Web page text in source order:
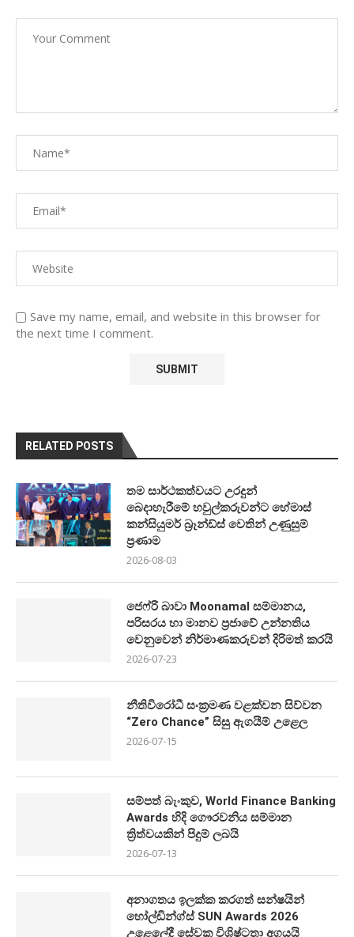
Save my name, email, and website in this browser for
the next time I comment.
RELATED POSTS
තම සාර්ථකත්වයට උරදුන්
බෙදාහැරීමේ හවුල්කරුවන්ට හේමාස්
කන්සියුමර් බ්‍රෑන්ඩ්ස් වෙතින් උණුසුම්
ප්‍රණාම
2026-08-03
ජෙෆ්රි බාවා Moonamal සම්මානය,
පරිසරය හා මානව ප්‍රජාවේ උන්නතිය
වෙනුවෙන් නිර්මාණකරුවන් දිරිමත් කරයි
2026-07-23
නීතිවිරෝධී සංක්‍රමණ වළක්වන සිව්වන
“Zero Chance” සිසු ඇගයීම් උළෙල
2026-07-15
සම්පත් බැංකුව, World Finance Banking
Awards හිදි ගෞරවනිය සම්මාන
ත්‍රිත්වයකින් පිදුම් ලබයි
2026-07-13
අනාගතය ඉලක්ක කරගත් සන්ෂයින්
හෝල්ඩින්ග්ස් SUN Awards 2026
උළෙලේදී සේවක විශිෂ්ටතා අගයයි